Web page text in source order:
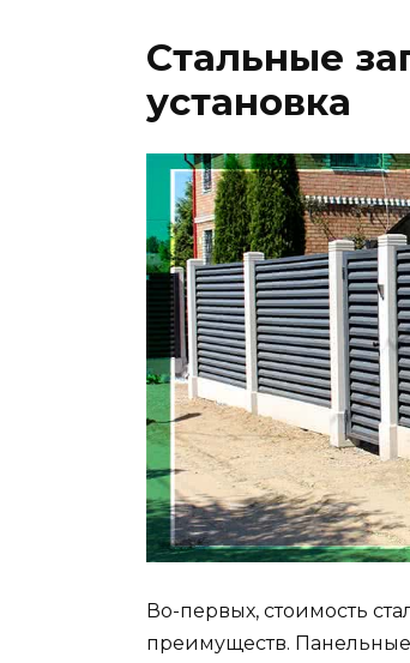
Стальные
установка
Во-первых, стоимость
преимуществ.